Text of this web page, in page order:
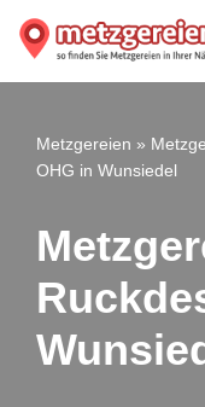
Zum
Metzgereien »
OHG in Wunsiedel